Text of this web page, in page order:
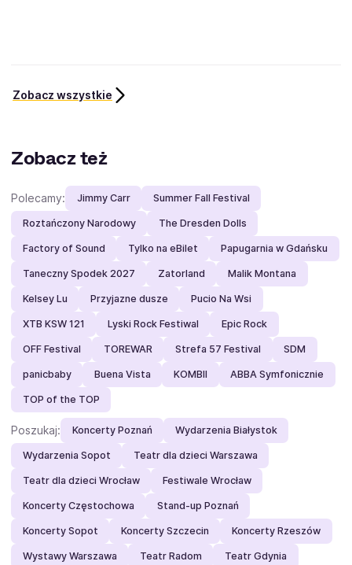
Zobacz wszystkie
Zobacz też
Polecamy: Jimmy Carr Summer Fall Festival
Roztańczony Narodowy The Dresden Dolls
Factory of Sound Tylko na eBilet Papugarnia w Gdańsku
Taneczny Spodek 2027 Zatorland Malik Montana
Kelsey Lu Przyjazne dusze Pucio Na Wsi
XTB KSW 121 Lyski Rock Festiwal Epic Rock
OFF Festival TOREWAR Strefa 57 Festival SDM
panicbaby Buena Vista KOMBII ABBA Symfonicznie
TOP of the TOP
Poszukaj: Koncerty Poznań Wydarzenia Białystok
Wydarzenia Sopot Teatr dla dzieci Warszawa
Teatr dla dzieci Wrocław Festiwale Wrocław
Koncerty Częstochowa Stand-up Poznań
Koncerty Sopot Koncerty Szczecin Koncerty Rzeszów
Wystawy Warszawa Teatr Radom Teatr Gdynia